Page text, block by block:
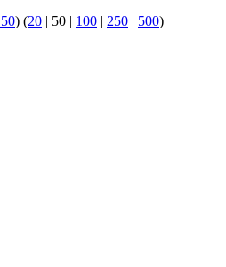
) (20 | 50 | 100 | 250 | 500)